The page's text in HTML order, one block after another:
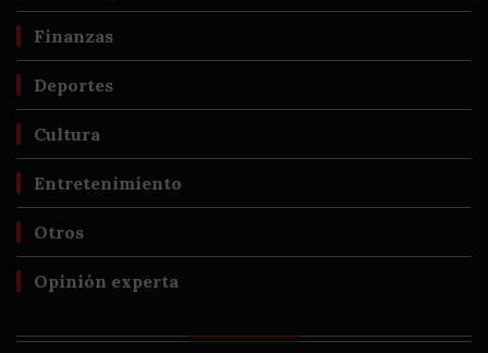
Finanzas
Deportes
Cultura
Entretenimiento
Otros
Opinión experta